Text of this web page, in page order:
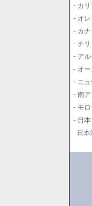
- カリ
- オレ
- カナ
- チリ
- アル
- オー
- ニュ
- 南ア
- モロ
- 日本
日本